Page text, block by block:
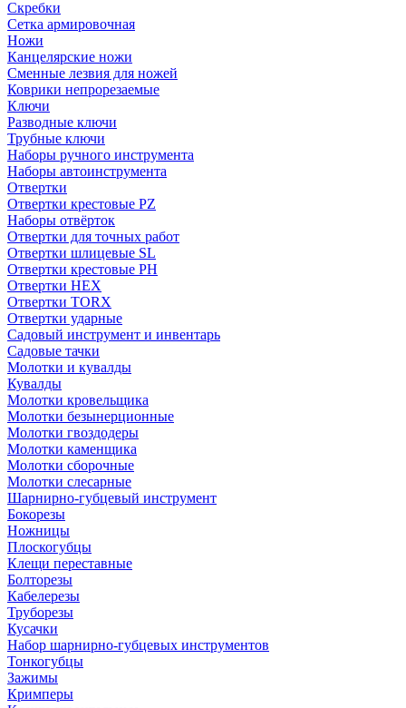
Скребки
Сетка армировочная
Ножи
Канцелярские ножи
Сменные лезвия для ножей
Коврики непрорезаемые
Ключи
Разводные ключи
Трубные ключи
Наборы ручного инструмента
Наборы автоинструмента
Отвертки
Отвертки крестовые PZ
Наборы отвёрток
Отвертки для точных работ
Отвертки шлицевые SL
Отвертки крестовые PH
Отвертки HEX
Отвертки TORX
Отвертки ударные
Садовый инструмент и инвентарь
Садовые тачки
Молотки и кувалды
Кувалды
Молотки кровельщика
Молотки безынерционные
Молотки гвоздодеры
Молотки каменщика
Молотки сборочные
Молотки слесарные
Шарнирно-губцевый инструмент
Бокорезы
Ножницы
Плоскогубцы
Клещи переставные
Болторезы
Кабелерезы
Труборезы
Кусачки
Набор шарнирно-губцевых инструментов
Тонкогубцы
Зажимы
Кримперы